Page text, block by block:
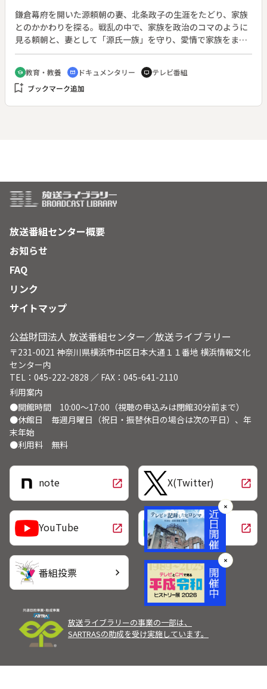
鎌倉幕府を開いた源頼朝の妻、北条政子の生涯をたどり、家族
とのかかわりを探る。戦乱の中で、家族を政治のコマのように
見る頼朝と、妻として「源氏一族」を守り、愛情で家族をまと
めようとした政子。やがて政争で息子を次々に失う政子の姿を
描き、激動の人生に迫る。ゲストは永井路子、ジェフ・バーグ
ランド、岡部まり。キャスターは内藤啓史。
school 教育・教養 cinematic_blur ドキュメンタリー tv テレビ番組
bookmark_add ブックマーク追加
放送番組センター概要
お知らせ
FAQ
リンク
サイトマップ
公益財団法人 放送番組センター／放送ライブラリー
〒231-0021 神奈川県横浜市中区日本大通１１番地 横浜情報文化
センター内
TEL：045-222-2828 ／ FAX：045-641-2110
利用案内
●開館時間 10:00～17:00（視聴の申込みは閉館30分前まで）
●休館日 毎週月曜日（祝日・振替休日の場合は次の平日）、年
末年始
●利用料 無料
note open_in_new X(Twitter) open_in_new
YouTube open_in_new LINE open_in_new
番組投票 chevron_right
放送ライブラリーの事業の一部は、
SARTRASの助成を受け実施しています。
✕
✕